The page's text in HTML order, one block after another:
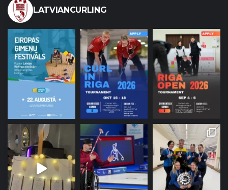
LATVIANCURLING